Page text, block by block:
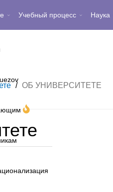
Учебный процесс Наука
/ ОБ УНИВЕРСИТЕТЕ